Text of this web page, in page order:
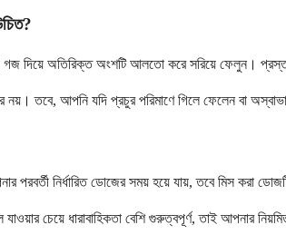
দিয়ে অতিরিক্ত অংশটি আলতো করে সরিয়ে ফেলুন।
তবে, আপনি যদি প্রচুর পরিমাণে গিলে ফেলেন বা
নির্ধারিত ডোজের সময় হয়ে যায়, তবে মিস করা
চেয়ে ধারাবাহিকতা বেশি গুরুত্বপূর্ণ, তাই আপনার